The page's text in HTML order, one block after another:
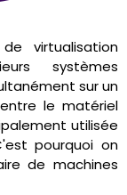
virtualisation
systèmes
sur un
le matériel
utilisée
pourquoi on
de machines